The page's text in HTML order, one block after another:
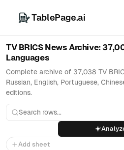
TablePage.ai
TV BRICS News Archive:
Languages
Complete archive of 37,038 TV
Russian, English, Portuguese,
editions.
Add sheet